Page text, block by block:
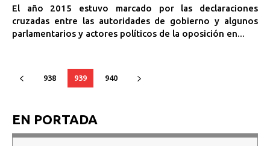
El año 2015 estuvo marcado por las declaraciones
cruzadas entre las autoridades de gobierno y algunos
parlamentarios y actores políticos de la oposición en...
938 939 940
EN PORTADA